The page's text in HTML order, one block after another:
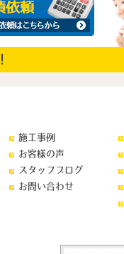
施工事例
お客様の声
スタッフブログ
お問い合わせ